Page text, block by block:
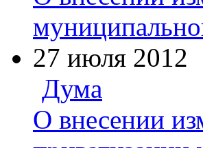
27 июля 2012
Дума
О внесении